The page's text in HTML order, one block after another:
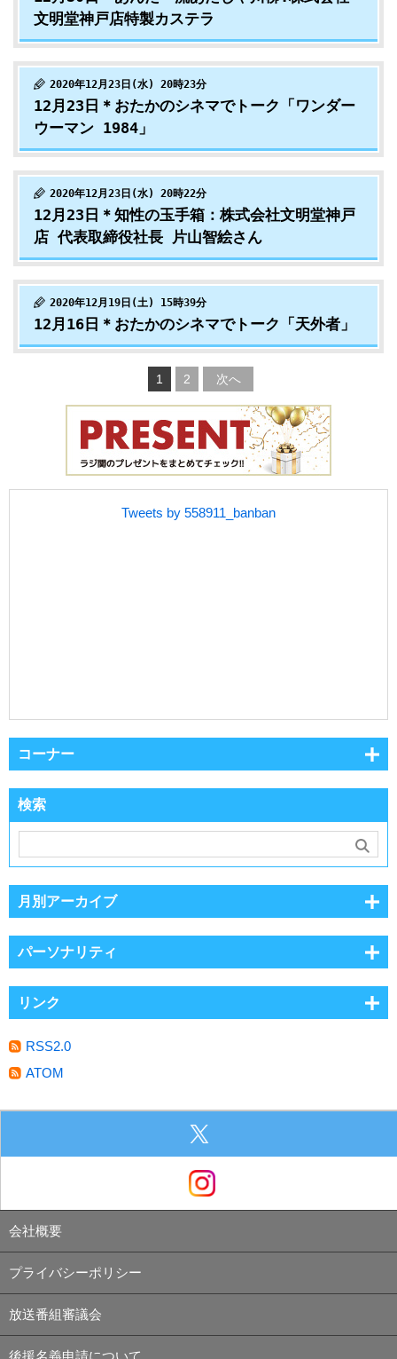
文明堂神戸店特製カステラ
2020年12月23日(水) 20時23分
12月23日＊おたかのシネマでトーク「ワンダー
ウーマン 1984」
2020年12月23日(水) 20時22分
12月23日＊知性の玉手箱：株式会社文明堂神戸
店 代表取締役社長 片山智絵さん
2020年12月19日(土) 15時39分
12月16日＊おたかのシネマでトーク「天外者」
1 2 次へ
Tweets by 558911_banban
コーナー
検索
月別アーカイブ
パーソナリティ
リンク
RSS2.0
ATOM
会社概要
プライバシーポリシー
放送番組審議会
後援名義申請について